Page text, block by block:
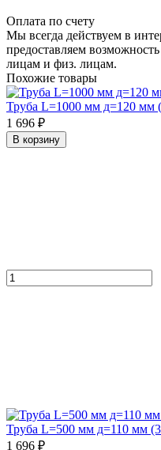
Оплата по счету
Мы всегда действуем в
предоставляем
лицам и физ. лицам.
Похожие товары
Труба L=1000 мм д=120 мм
1 696 ₽
В корзину
Труба L=500 мм д=110 мм
1 696 ₽